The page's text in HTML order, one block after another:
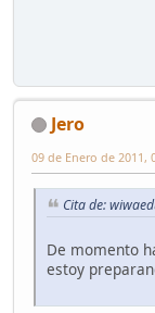
Jero
09 de Enero de 2011,
Cita de:
De momento
estoy